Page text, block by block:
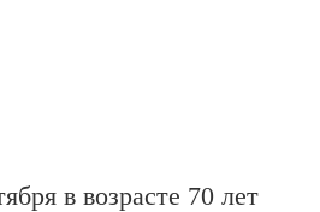
в возрасте 70 лет